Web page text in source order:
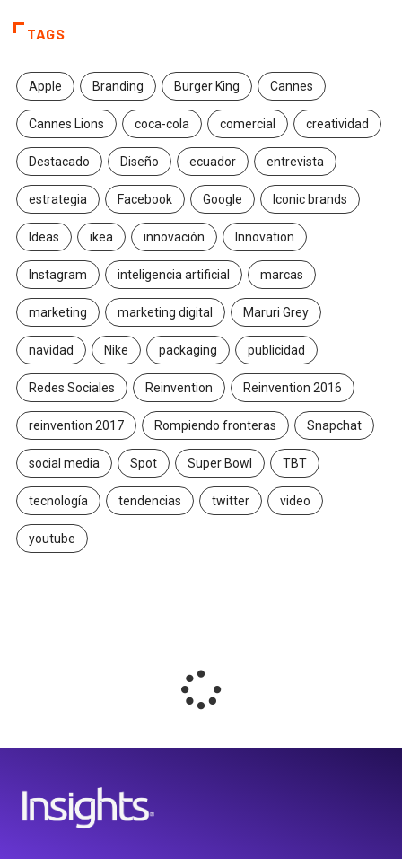
TAGS
Apple Branding Burger King Cannes
Cannes Lions coca-cola comercial creatividad
Destacado Diseño ecuador entrevista
estrategia Facebook Google Iconic brands
Ideas ikea innovación Innovation
Instagram inteligencia artificial marcas
marketing marketing digital Maruri Grey
navidad Nike packaging publicidad
Redes Sociales Reinvention Reinvention 2016
reinvention 2017 Rompiendo fronteras Snapchat
social media Spot Super Bowl TBT
tecnología tendencias twitter video
youtube